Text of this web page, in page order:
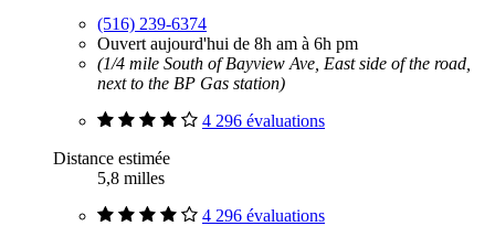
(516) 239-6374
Ouvert aujourd'hui de 8h am à 6h pm
(1/4 mile South of Bayview Ave, East side of the road,
next to the BP Gas station)
4 296 évaluations
Distance estimée
5,8 milles
4 296 évaluations